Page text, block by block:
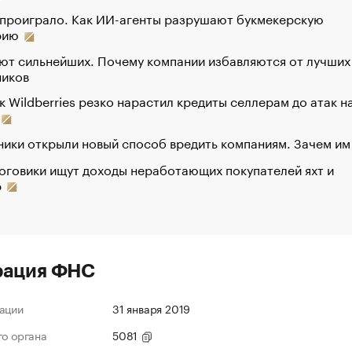
Как ИИ-агенты разрушают букмекерскую
сильнейших. Почему компании избавляются от лучших
Wildberries резко нарастил кредиты селлерам до атак
открыли новый способ вредить компаниям. Зачем
ищут доходы неработающих покупателей яхт и
ФНС
31 января 2019
органа
5081